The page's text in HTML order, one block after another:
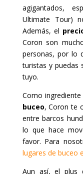
agigantados,
Ultimate Tour)
Además, el
Coron son
personas, por lo
turistas y puedas
tuyo.
Como
buceo, Coron te
entre barcos
lo que hace
favor. Para
lugares de buceo
Aun así, el plus